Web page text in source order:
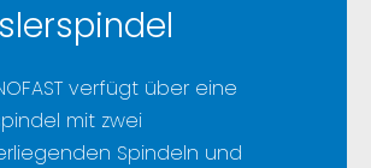
verfügt über eine
mit zwei
Spindeln und